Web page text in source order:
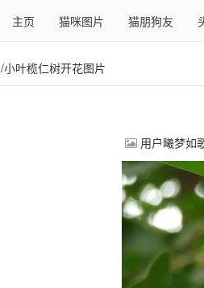
主页 猫咪图片 猫朋狗友
/小叶榄仁树开花图片
用户曦梦如